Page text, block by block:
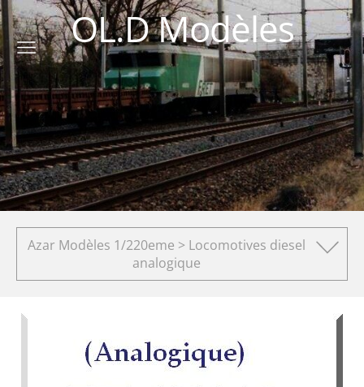
OL.D Modèles
Azar Modèles 1/220eme > Locomotives diesel
analogique